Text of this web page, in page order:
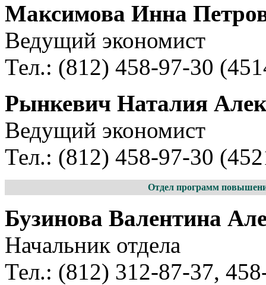
Максимова Инна
Ведущий экономист
Тел.: (812) 458-97-30
Рынкевич Наталия
Ведущий экономист
Тел.: (812) 458-97-30
Отдел программ
Бузинова Валентина
Начальник отдела
Тел.: (812) 312-87-37,